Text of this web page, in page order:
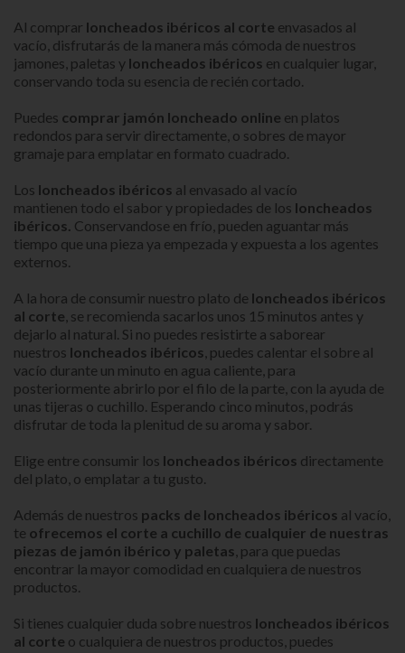
Al comprar loncheados ibéricos al corte envasados al
vacío, disfrutarás de la manera más cómoda de nuestros
jamones, paletas y loncheados ibéricos en cualquier lugar,
conservando toda su esencia de recién cortado.
Puedes comprar jamón loncheado online en platos
redondos para servir directamente, o sobres de mayor
gramaje para emplatar en formato cuadrado.
Los loncheados ibéricos al envasado al vacío
mantienen todo el sabor y propiedades de los loncheados
ibéricos. Conservandose en frío, pueden aguantar más
tiempo que una pieza ya empezada y expuesta a los agentes
externos.
A la hora de consumir nuestro plato de loncheados ibéricos
al corte , se recomienda sacarlos unos 15 minutos antes y
dejarlo al natural. Si no puedes resistirte a saborear
nuestros loncheados ibéricos , puedes calentar el sobre al
vacío durante un minuto en agua caliente, para
posteriormente abrirlo por el filo de la parte, con la ayuda de
unas tijeras o cuchillo. Esperando cinco minutos, podrás
disfrutar de toda la plenitud de su aroma y sabor.
Elige entre consumir los loncheados ibéricos directamente
del plato, o emplatar a tu gusto.
Además de nuestros packs de loncheados ibéricos al vacío,
te ofrecemos el corte a cuchillo de cualquier de nuestras
piezas de jamón ibérico y paletas , para que puedas
encontrar la mayor comodidad en cualquiera de nuestros
productos.
Si tienes cualquier duda sobre nuestros loncheados ibéricos
al corte o cualquiera de nuestros productos, puedes